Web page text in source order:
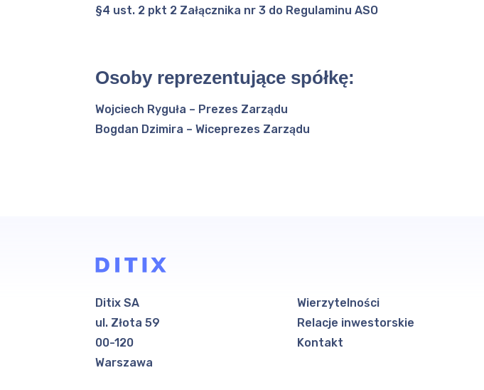
§4 ust. 2 pkt 2 Załącznika nr 3 do Regulaminu ASO
Osoby reprezentujące spółkę:
Wojciech Ryguła – Prezes Zarządu
Bogdan Dzimira – Wiceprezes Zarządu
Ditix SA
ul. Złota 59
00-120
Warszawa
Wierzytelności
Relacje inwestorskie
Kontakt